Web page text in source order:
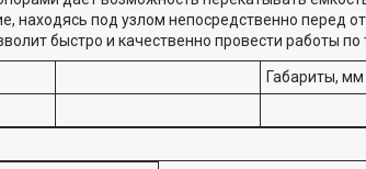
находясь под узлом непосредственно перед
быстро и качественно провести работы
Габариты, мм